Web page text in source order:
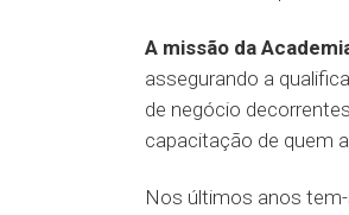
A missão da
assegurando a
de negócio
capacitação de quem
Nos últimos anos